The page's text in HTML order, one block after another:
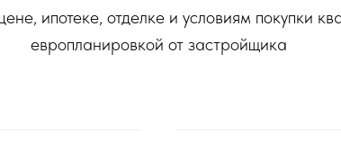
ипотеке, отделке и условиям покупки
европланировкой от застройщика